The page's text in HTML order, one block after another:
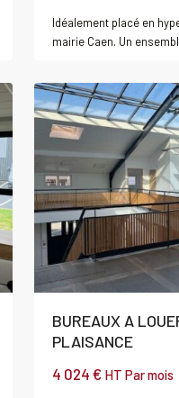
Idéalement placé en
mairie Caen. Un
BUREAUX A
PLAISANCE
4 024 € HT Par mois